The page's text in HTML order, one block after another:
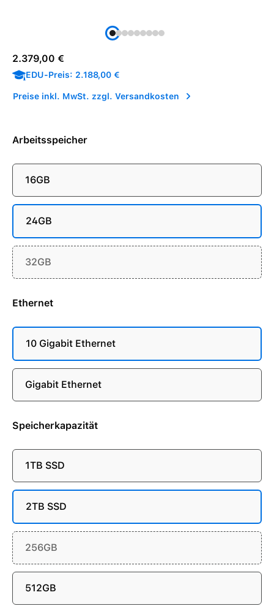
Regulärer Preis:
2.379,00 €
EDU-Preis: 2.188,00 €
Preise inkl. MwSt. zzgl. Versandkosten
Arbeitsspeicher
16GB
24GB
32GB
Ethernet
10 Gigabit Ethernet
Gigabit Ethernet
Speicherkapazität
1TB SSD
2TB SSD
256GB
512GB